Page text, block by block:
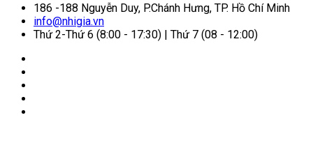
186 -188 Nguyễn Duy, P.Chánh Hưng, TP. Hồ Chí Minh
info@nhigia.vn
Thứ 2-Thứ 6 (8:00 - 17:30) | Thứ 7 (08 - 12:00)